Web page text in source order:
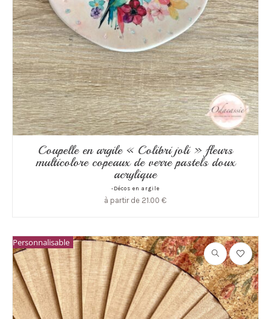
Coupelle en argile « Colibri joli » fleurs
multicolore copeaux de verre pastels doux
acrylique
-Décos en argile
à partir de 21.00 €
Personnalisable